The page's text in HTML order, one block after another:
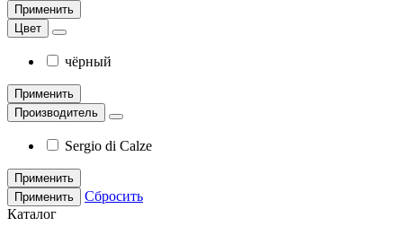
Применить
Цвет
чёрный
Применить
Производитель
Sergio di Calze
Применить
Применить
Сбросить
Каталог